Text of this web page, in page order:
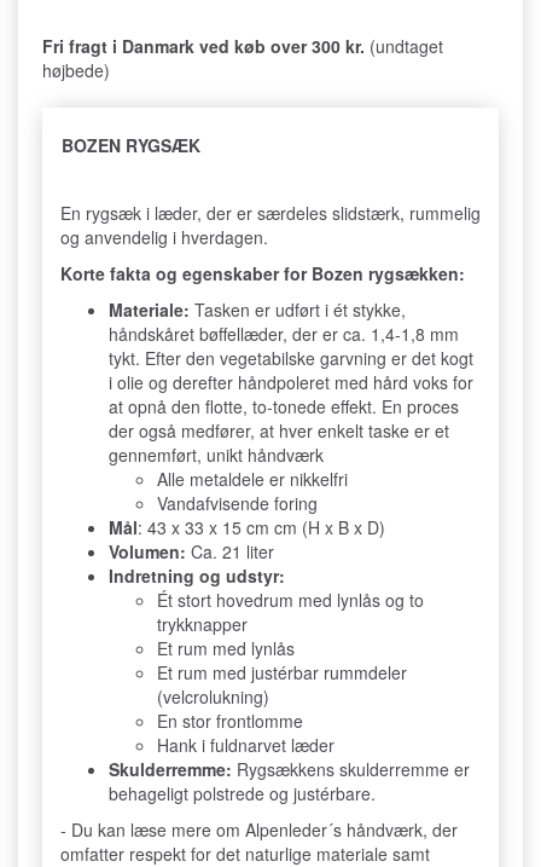
Fri fragt i Danmark ved køb over 300 kr. (undtaget
højbede)
BOZEN RYGSÆK
En rygsæk i læder, der er særdeles slidstærk, rummelig
og anvendelig i hverdagen.
Korte fakta og egenskaber for Bozen rygsækken:
Materiale: Tasken er udført i ét stykke,
håndskåret bøffellæder, der er ca. 1,4-1,8 mm
tykt. Efter den vegetabilske garvning er det kogt
i olie og derefter håndpoleret med hård voks for
at opnå den flotte, to-tonede effekt. En proces
der også medfører, at hver enkelt taske er et
gennemført, unikt håndværk
Alle metaldele er nikkelfri
Vandafvisende foring
Mål: 43 x 33 x 15 cm cm (H x B x D)
Volumen: Ca. 21 liter
Indretning og udstyr:
Ét stort hovedrum med lynlås og to
trykknapper
Et rum med lynlås
Et rum med justérbar rummdeler
(velcrolukning)
En stor frontlomme
Hank i fuldnarvet læder
Skulderremme: Rygsækkens skulderremme er
behageligt polstrede og justérbare.
- Du kan læse mere om Alpenleder´s håndværk, der
omfatter respekt for det naturlige materiale samt